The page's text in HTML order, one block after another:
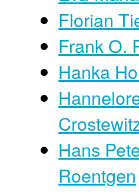
Florian
Frank O.
Hanka
Hans
Roentgen